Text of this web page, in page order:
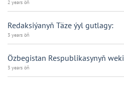
2 years öň
Redaksiýanyň Täze ýyl gutlagy:
3 years öň
Özbegistan Respublikasynyň
3 years öň